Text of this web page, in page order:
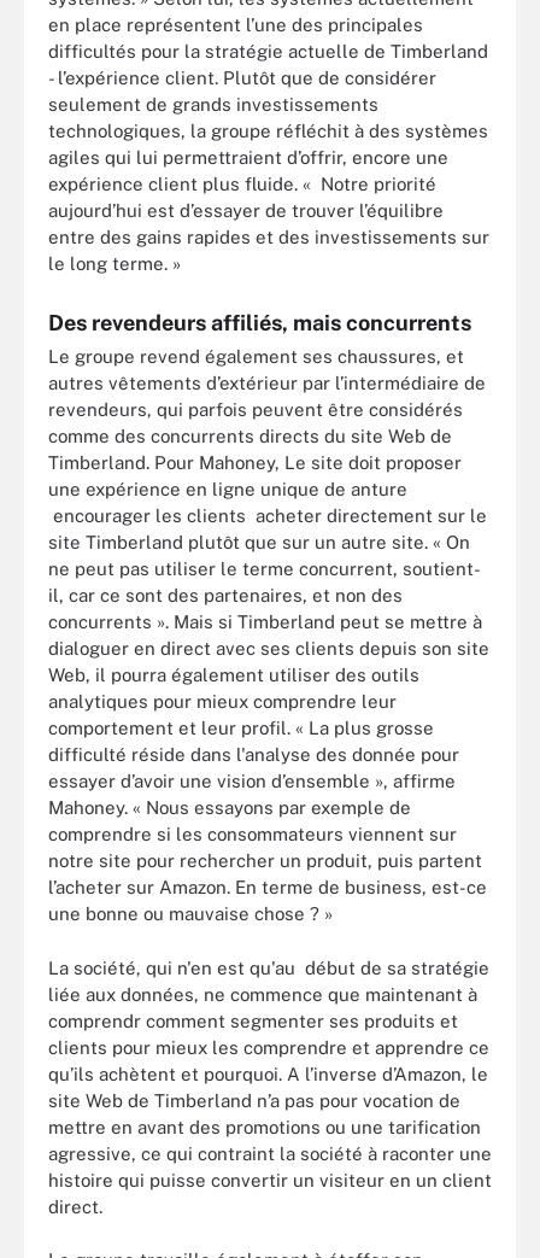
en place représentent l’une des principales
difficultés pour la stratégie actuelle de Timberland
- l’expérience client. Plutôt que de considérer
seulement de grands investissements
technologiques, la groupe réfléchit à des systèmes
agiles qui lui permettraient d’offrir, encore une
expérience client plus fluide. « Notre priorité
aujourd’hui est d’essayer de trouver l’équilibre
entre des gains rapides et des investissements sur
le long terme. »
Des revendeurs affiliés, mais concurrents
Le groupe revend également ses chaussures, et
autres vêtements d’extérieur par l’intermédiaire de
revendeurs, qui parfois peuvent être considérés
comme des concurrents directs du site Web de
Timberland. Pour Mahoney, Le site doit proposer
une expérience en ligne unique de anture
encourager les clients acheter directement sur le
site Timberland plutôt que sur un autre site. « On
ne peut pas utiliser le terme concurrent, soutient-
il, car ce sont des partenaires, et non des
concurrents ». Mais si Timberland peut se mettre à
dialoguer en direct avec ses clients depuis son site
Web, il pourra également utiliser des outils
analytiques pour mieux comprendre leur
comportement et leur profil. « La plus grosse
difficulté réside dans l'analyse des donnée pour
essayer d’avoir une vision d’ensemble », affirme
Mahoney. « Nous essayons par exemple de
comprendre si les consommateurs viennent sur
notre site pour rechercher un produit, puis partent
l’acheter sur Amazon. En terme de business, est-ce
une bonne ou mauvaise chose ? »
La société, qui n'en est qu'au début de sa stratégie
liée aux données, ne commence que maintenant à
comprendr comment segmenter ses produits et
clients pour mieux les comprendre et apprendre ce
qu’ils achètent et pourquoi. A l’inverse d’Amazon, le
site Web de Timberland n’a pas pour vocation de
mettre en avant des promotions ou une tarification
agressive, ce qui contraint la société à raconter une
histoire qui puisse convertir un visiteur en un client
direct.